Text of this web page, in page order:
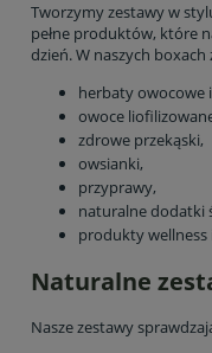
Tworzymy zestawy w
pełne produktów, które
dzień. W naszych boxach
herbaty owocowe i
owoce
zdrowe przekąski,
owsianki,
przyprawy,
naturalne dodatki
produkty wellness
Naturalne
Nasze zestawy